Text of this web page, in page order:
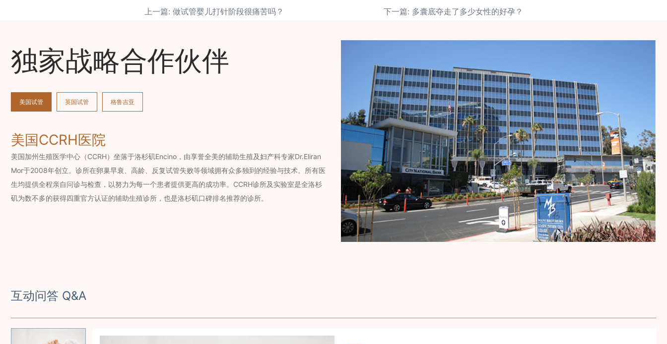
上一篇: 做试管婴儿打针阶段很痛苦吗？ 下一篇: 多囊底夺走了多少女性的好孕？
独家战略合作伙伴
美国CCRH医院
美国加州生殖医学中心（CCRH）坐落于洛杉矶Encino，由享誉全美的辅助生殖及妇产科专家Dr.Eliran
Mor于2008年创立。诊所在卵巢早衰、高龄、反复试管失败等领域拥有众多独到的经验与技术。所有医
生均提供全程亲自问诊与检查，以努力为每一个患者提供更高的成功率。CCRH诊所及实验室是全洛杉
矶为数不多的获得四重官方认证的辅助生殖诊所，也是洛杉矶口碑排名推荐的诊所。
美国试管 英国试管 格鲁吉亚
互动问答 Q&A